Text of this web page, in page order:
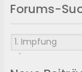
Forums-